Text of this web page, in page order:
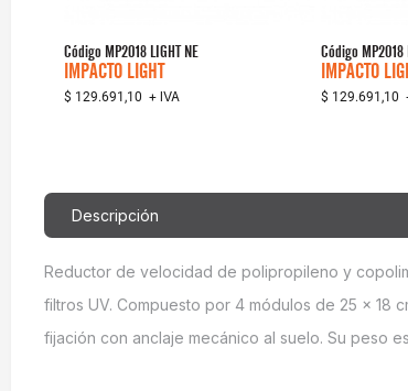
Código MP2018 LIGHT NE
IMPACTO LIGHT
$ 129.691,10 + IVA
Código MP2018
IMPACTO
$ 129.691,10
Descripción
Reductor de velocidad de polipropileno y
filtros UV. Compuesto por 4 módulos de 25 x 18
fijación con anclaje mecánico al suelo. Su peso